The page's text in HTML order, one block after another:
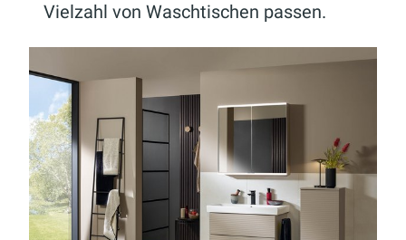
Vielzahl von Waschtischen passen.